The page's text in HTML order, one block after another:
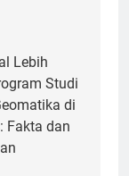
Lebih
Studi
di
Fakta dan